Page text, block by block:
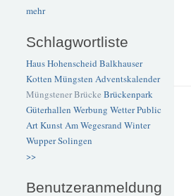
mehr
Schlagwortliste
Haus Hohenscheid Balkhauser
Kotten Müngsten Adventskalender
Müngstener Brücke Brückenpark
Güterhallen Werbung WetterPublic
ArtKunstAm Wegesrand Winter
WupperSolingen
>>
Benutzeranmeldung